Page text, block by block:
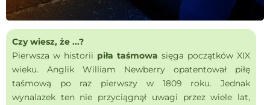
Czy wiesz, że ...?
Pierwsza w historii piła taśmowa sięga początków XIX
wieku. Anglik William Newberry opatentował piłę
taśmową po raz pierwszy w 1809 roku. Jednak
wynalazek ten nie przyciągnął uwagi przez wiele lat,